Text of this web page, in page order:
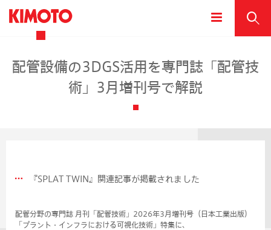
配管設備の3DGS活用を専門誌「配管技
術」3月増刊号で解説
『SPLAT TWIN』関連記事が掲載されました
配管分野の専門誌 月刊「配管技術」2026年3月増刊号（日本工業出版）
「プラント・インフラにおける可視化技術」特集に、